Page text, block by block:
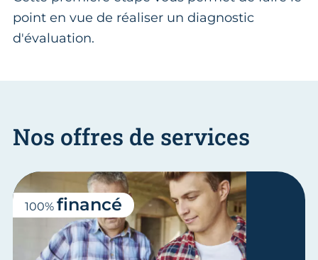
point en vue de réaliser un diagnostic
d'évaluation.
Nos offres de services
100% financé